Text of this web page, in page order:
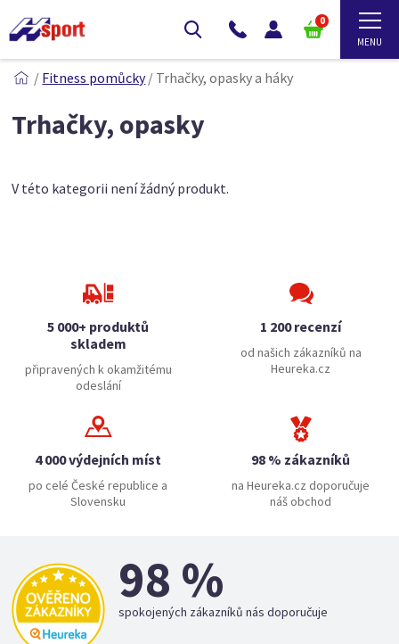
0
/ Fitness pomůcky/ Trhačky, opasky a háky
Trhačky, opasky
V této kategorii není žádný produkt.
5 000+ produktů
skladem
připravených k okamžitému
odeslání
1 200 recenzí
od našich zákazníků na
Heureka.cz
4 000 výdejních míst
po celé České republice a
Slovensku
98 % zákazníků
na Heureka.cz doporučuje
náš obchod
98 %
spokojených zákazníků nás doporučuje